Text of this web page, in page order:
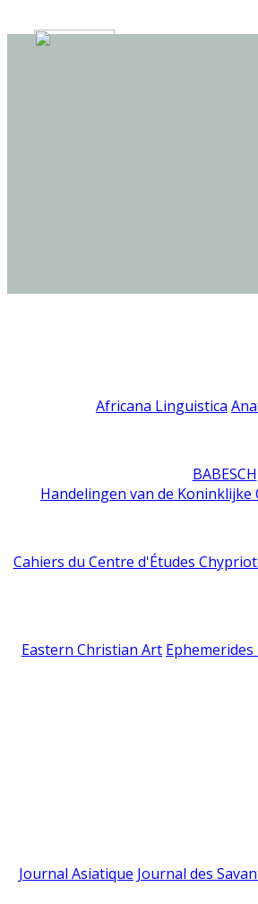
Africana Linguistica
BABESCH
Handelingen van de Koninklijke
Cahiers du Centre d'Études
Eastern Christian Art
Journal Asiatique Journal des